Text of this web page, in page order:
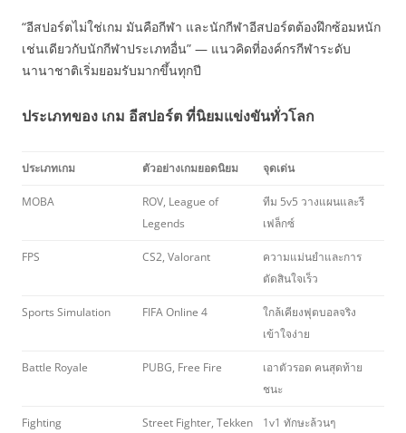
“อีสปอร์ตไม่ใช่เกม มันคือกีฬา และนักกีฬาอีสปอร์ตต้องฝึกซ้อมหนัก
เช่นเดียวกับนักกีฬาประเภทอื่น” — แนวคิดที่องค์กรกีฬาระดับ
นานาชาติเริ่มยอมรับมากขึ้นทุกปี
ประเภทของ เกม อีสปอร์ต ที่นิยมแข่งขันทั่วโลก
ประเภทเกม ตัวอย่างเกมยอดนิยม จุดเด่น
MOBA
ROV, League of
Legends
ทีม 5v5 วางแผนและรี
เฟล็กซ์
FPS CS2, Valorant
ความแม่นยำและการ
ตัดสินใจเร็ว
Sports Simulation FIFA Online 4
ใกล้เคียงฟุตบอลจริง
เข้าใจง่าย
Battle Royale PUBG, Free Fire
เอาตัวรอด คนสุดท้าย
ชนะ
Fighting Street Fighter, Tekken 1v1 ทักษะล้วนๆ